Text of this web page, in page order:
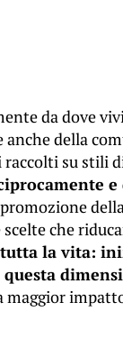
da dove
anche della
raccolti su stili
che
la vita:
maggior